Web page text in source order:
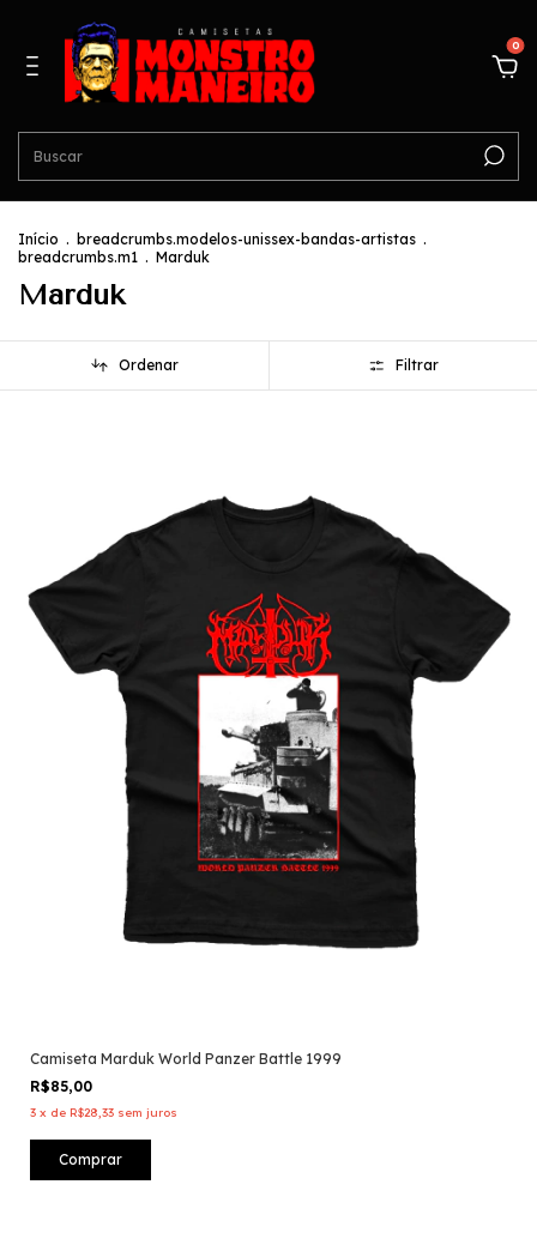
0
Início . breadcrumbs.modelos-unissex-bandas-artistas .
breadcrumbs.m1 . Marduk
Marduk
Ordenar Filtrar
Camiseta Marduk World Panzer Battle 1999
R$85,00
3 x de R$28,33 sem juros
Comprar